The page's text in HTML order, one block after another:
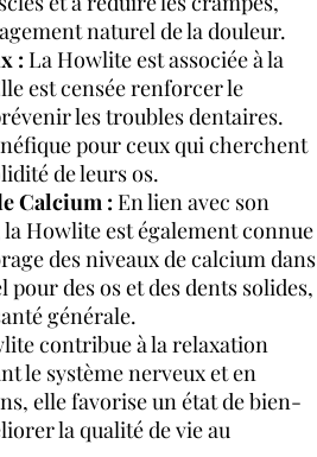
naturel de la douleur.
: La Howlite est associée à la
est censée renforcer le
les troubles dentaires.
pour ceux qui cherchent
de leurs os.
Calcium : En lien avec son
la Howlite est également connue
des niveaux de calcium dans
pour des os et des dents solides,
générale.
contribue à la relaxation
le système nerveux et en
elle favorise un état de bien-
la qualité de vie au